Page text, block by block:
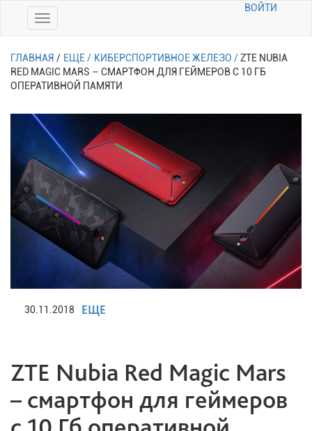
ВОЙТИ
ГЛАВНАЯ / ЕЩЕ / КИБЕРСПОРТИВНОЕ ЖЕЛЕЗО /ZTE NUBIA
RED MAGIC MARS – СМАРТФОН ДЛЯ ГЕЙМЕРОВ С 10 ГБ
ОПЕРАТИВНОЙ ПАМЯТИ
30.11.2018 ЕЩЕ
ZTE Nubia Red Magic Mars
– смартфон для геймеров